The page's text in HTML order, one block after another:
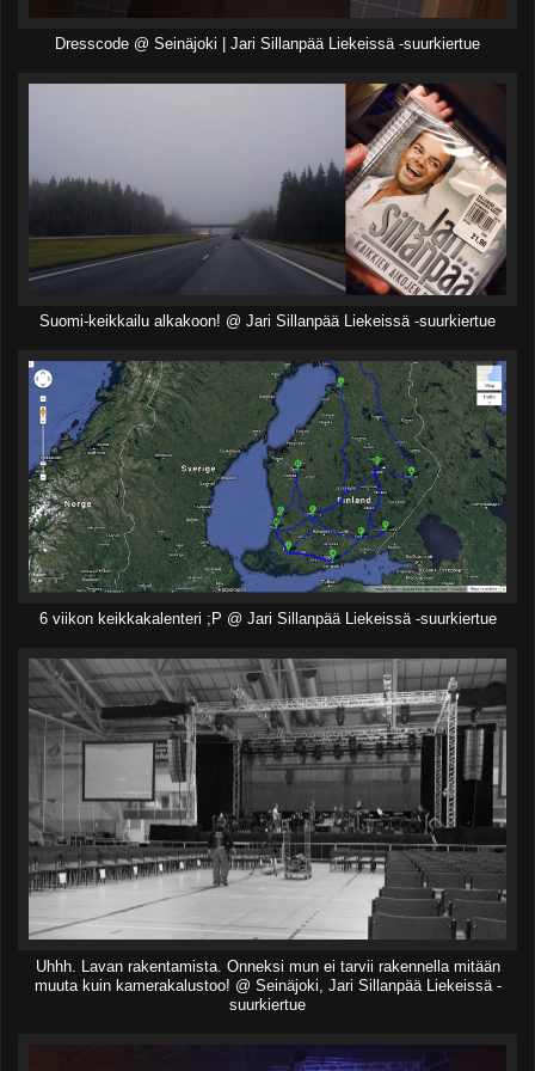
Dresscode @ Seinäjoki | Jari Sillanpää Liekeissä -suurkiertue
Suomi-keikkailu alkakoon! @ Jari Sillanpää Liekeissä -suurkiertue
6 viikon keikkakalenteri ;P @ Jari Sillanpää Liekeissä -suurkiertue
Uhhh. Lavan rakentamista. Onneksi mun ei tarvii rakennella mitään
muuta kuin kamerakalustoo! @ Seinäjoki, Jari Sillanpää Liekeissä -
suurkiertue